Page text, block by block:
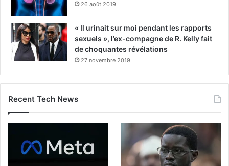
26 août 2019
« Il urinait sur moi pendant les rapports
sexuels », l’ex-compagne de R. Kelly fait
de choquantes révélations
27 novembre 2019
Recent Tech News